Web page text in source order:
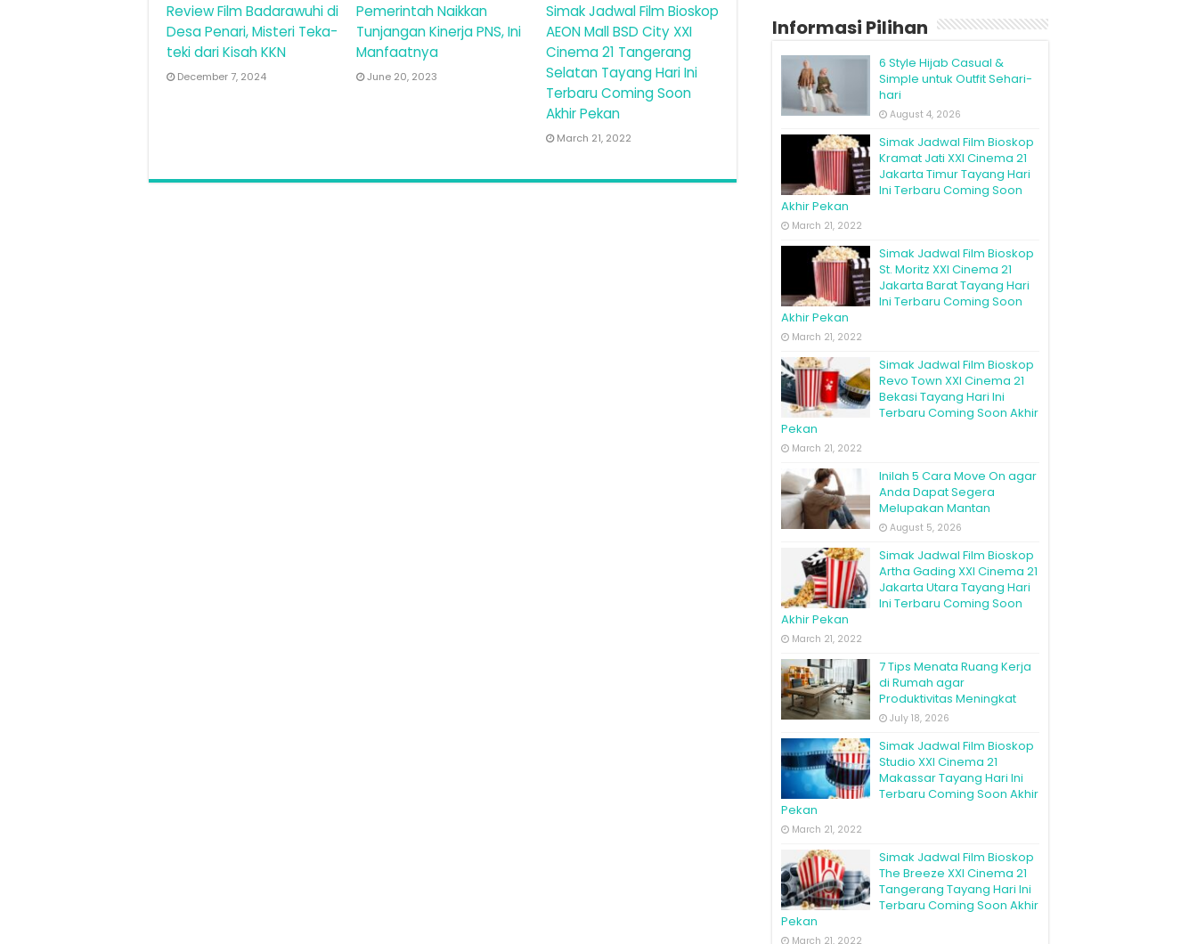
Review Film Badarawuhi di
Desa Penari, Misteri Teka-
teki dari Kisah KKN
December 7, 2024
Pemerintah Naikkan
Tunjangan Kinerja PNS, Ini
Manfaatnya
June 20, 2023
Simak Jadwal Film Bioskop
AEON Mall BSD City XXI
Cinema 21 Tangerang
Selatan Tayang Hari Ini
Terbaru Coming Soon
Akhir Pekan
March 21, 2022
Informasi Pilihan
6 Style Hijab Casual &
Simple untuk Outfit Sehari-
hari
August 4, 2026
Simak Jadwal Film Bioskop
Kramat Jati XXI Cinema 21
Jakarta Timur Tayang Hari
Ini Terbaru Coming Soon
Akhir Pekan
March 21, 2022
Simak Jadwal Film Bioskop
St. Moritz XXI Cinema 21
Jakarta Barat Tayang Hari
Ini Terbaru Coming Soon
Akhir Pekan
March 21, 2022
Simak Jadwal Film Bioskop
Revo Town XXI Cinema 21
Bekasi Tayang Hari Ini
Terbaru Coming Soon Akhir
Pekan
March 21, 2022
Inilah 5 Cara Move On agar
Anda Dapat Segera
Melupakan Mantan
August 5, 2026
Simak Jadwal Film Bioskop
Artha Gading XXI Cinema 21
Jakarta Utara Tayang Hari
Ini Terbaru Coming Soon
Akhir Pekan
March 21, 2022
7 Tips Menata Ruang Kerja
di Rumah agar
Produktivitas Meningkat
July 18, 2026
Simak Jadwal Film Bioskop
Studio XXI Cinema 21
Makassar Tayang Hari Ini
Terbaru Coming Soon Akhir
Pekan
March 21, 2022
Simak Jadwal Film Bioskop
The Breeze XXI Cinema 21
Tangerang Tayang Hari Ini
Terbaru Coming Soon Akhir
Pekan
March 21, 2022